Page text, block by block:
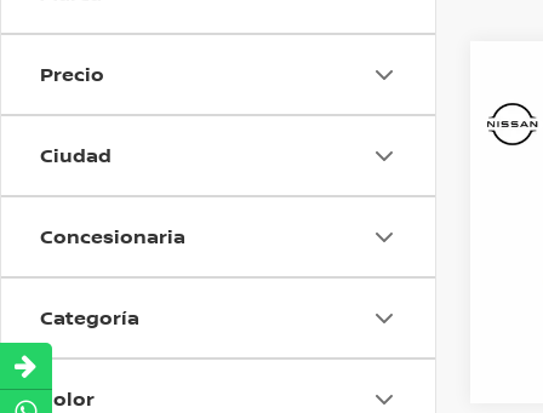
Precio
Ciudad
Concesionaria
Categoría
Color